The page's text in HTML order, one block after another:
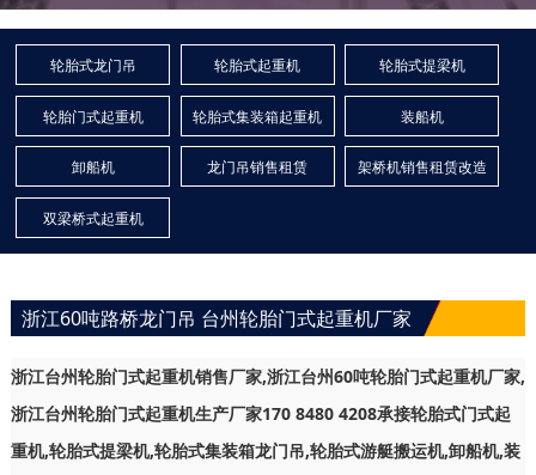
轮胎式龙门吊 轮胎式起重机 轮胎式提梁机
轮胎门式起重机 轮胎式集装箱起重机 装船机
卸船机 龙门吊销售租赁 架桥机销售租赁改造
双梁桥式起重机
浙江60吨路桥龙门吊 台州轮胎门式起重机厂家
浙江台州轮胎门式起重机销售厂家,浙江台州60吨轮胎门式起重机厂家,
浙江台州轮胎门式起重机生产厂家170 8480 4208承接轮胎式门式起
重机,轮胎式提梁机,轮胎式集装箱龙门吊,轮胎式游艇搬运机,卸船机,装